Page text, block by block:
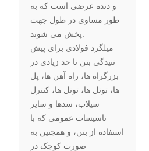
و دنده عرضی است که به
طور مساوی در طول جهت
میلگرد فولادی برای پیش
تنیدگی بتن تا حد زیادی در
بزرگراه ها، راه آهن ها، پل
ها، تونل ها، تونل ها، کنترل
سیلاب، سدها و سایر
تاسیسات عمومی که با
استفاده از بتن، و همچنین به
صورت کوچک در